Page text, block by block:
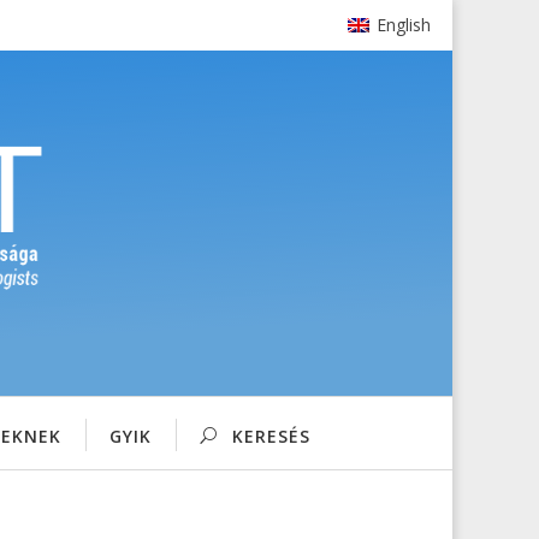
English
GYIK